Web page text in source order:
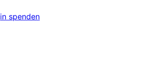
spenden